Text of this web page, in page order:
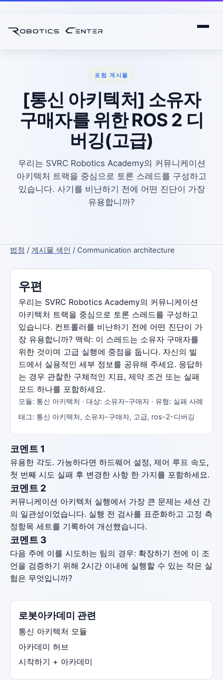
포럼 게시물
[통신 아키텍처] 소유자
구매자를 위한 ROS 2 디
버깅(고급)
우리는 SVRC Robotics Academy의 커뮤니케이션
아키텍처 트랙을 중심으로 토론 스레드를 구성하고
있습니다. 사기를 비난하기 전에 어떤 진단이 가장
유용합니까?
법정 / 게시물 색인 / Communication architecture
우편
우리는 SVRC Robotics Academy의 커뮤니케이션
아키텍처 트랙을 중심으로 토론 스레드를 구성하고
있습니다. 컨트롤러를 비난하기 전에 어떤 진단이 가
장 유용합니까? 맥락: 이 스레드는 소유자 구매자를
위한 것이며 고급 실행에 중점을 둡니다. 자신의 빌
드에서 실용적인 세부 정보를 공유해 주세요. 응답하
는 경우 관찰한 구체적인 지표, 제약 조건 또는 실패
모드 하나를 포함하세요.
모듈: 통신 아키텍처 · 대상: 소유자-구매자 · 유형: 실패 사례
태그: 통신 아키텍처, 소유자-구매자, 고급, ros-2-디버깅
코멘트 1
유용한 각도. 가능하다면 하드웨어 설정, 제어 루프 속도,
첫 번째 시도 실패 후 변경한 사항 한 가지를 포함하세요.
코멘트 2
커뮤니케이션 아키텍처 실행에서 가장 큰 문제는 세션 간
의 일관성이었습니다. 실행 전 검사를 표준화하고 고정 측
정항목 세트를 기록하여 개선했습니다.
코멘트 3
다음 주에 이를 시도하는 팀의 경우: 확장하기 전에 이 조
언을 검증하기 위해 2시간 이내에 실행할 수 있는 작은 실
험은 무엇입니까?
로봇아카데미 관련
통신 아키텍처 모듈
아카데미 허브
시작하기 + 아카데미